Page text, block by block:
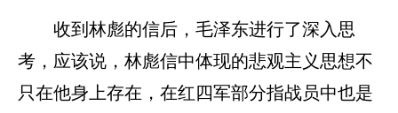
收到林彪的信后，毛泽东进行了深入思
考，应该说，林彪信中体现的悲观主义思想不
只在他身上存在，在红四军部分指战员中也是